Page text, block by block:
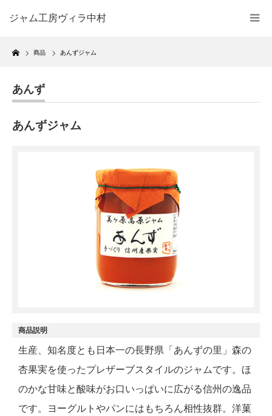
ジャム工房ヴィラ中村
Home
商品 あんずジャム
あんず
あんずジャム
商品説明
生産、知名度とも日本一の長野県「あんずの里」森の
杏果実を使ったプレザーブスタイルのジャムです。ほ
のかな甘味と酸味がお口いっぱいに広がる信州の逸品
です。ヨーグルトやパンにはもちろん相性抜群。洋菓